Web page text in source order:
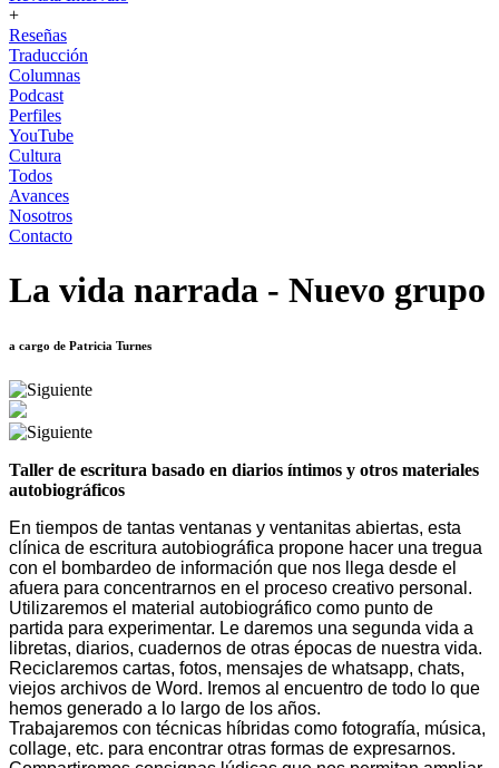
+
Reseñas
Traducción
Columnas
Podcast
Perfiles
YouTube
Cultura
Todos
Avances
Nosotros
Contacto
La vida narrada - Nuevo grupo
a cargo de Patricia Turnes
Taller de escritura basado en diarios íntimos y otros materiales
autobiográficos
En tiempos de tantas ventanas y ventanitas abiertas, esta
clínica de escritura autobiográfica propone hacer una tregua
con el bombardeo de información que nos llega desde el
afuera para concentrarnos en el proceso creativo personal.
Utilizaremos el material autobiográfico como punto de
partida para experimentar. Le daremos una segunda vida a
libretas, diarios, cuadernos de otras épocas de nuestra vida.
Reciclaremos cartas, fotos, mensajes de whatsapp, chats,
viejos archivos de Word. Iremos al encuentro de todo lo que
hemos generado a lo largo de los años.
Trabajaremos con técnicas híbridas como fotografía, música,
collage, etc. para encontrar otras formas de expresarnos.